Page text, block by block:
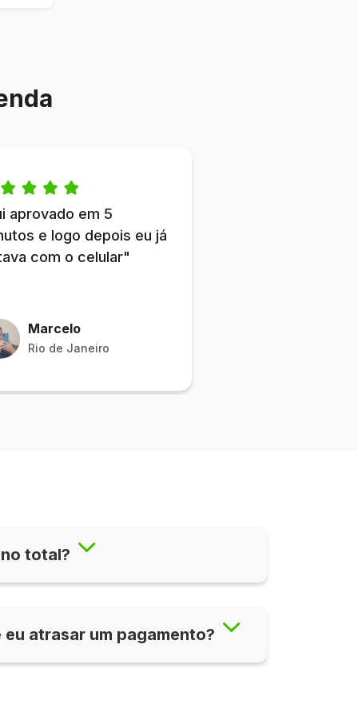
aprovado em 5
e logo depois eu já
com o celular"
Marcelo
Rio de Janeiro
total?
atrasar um pagamento?